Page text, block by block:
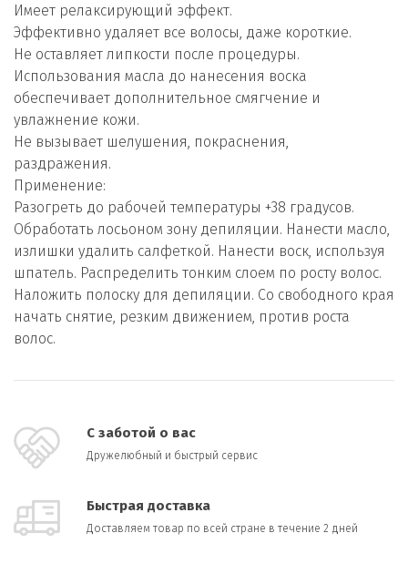
Имеет релаксирующий эффект.
Эффективно удаляет все волосы, даже короткие.
Не оставляет липкости после процедуры.
Использования масла до нанесения воска
обеспечивает дополнительное смягчение и
увлажнение кожи.
Не вызывает шелушения, покраснения,
раздражения.
Применение:
Разогреть до рабочей температуры +38 градусов.
Обработать лосьоном зону депиляции. Нанести масло,
излишки удалить салфеткой. Нанести воск, используя
шпатель. Распределить тонким слоем по росту волос.
Наложить полоску для депиляции. Со свободного края
начать снятие, резким движением, против роста
волос.
С заботой о вас
Дружелюбный и быстрый сервис
Быстрая доставка
Доставляем товар по всей стране в течение 2 дней